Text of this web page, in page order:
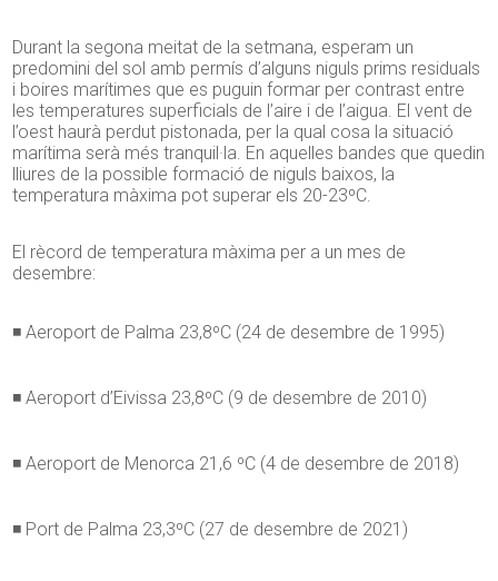
Durant la segona meitat de la setmana, esperam un
predomini del sol amb permís d’alguns niguls prims residuals
i boires marítimes que es puguin formar per contrast entre
les temperatures superficials de l’aire i de l’aigua. El vent de
l’oest haurà perdut pistonada, per la qual cosa la situació
marítima serà més tranquil·la. En aquelles bandes que quedin
lliures de la possible formació de niguls baixos, la
temperatura màxima pot superar els 20-23ºC.
El rècord de temperatura màxima per a un mes de
desembre:
◾ Aeroport de Palma 23,8ºC (24 de desembre de 1995)
◾ Aeroport d’Eivissa 23,8ºC (9 de desembre de 2010)
◾ Aeroport de Menorca 21,6 ºC (4 de desembre de 2018)
◾ Port de Palma 23,3ºC (27 de desembre de 2021)